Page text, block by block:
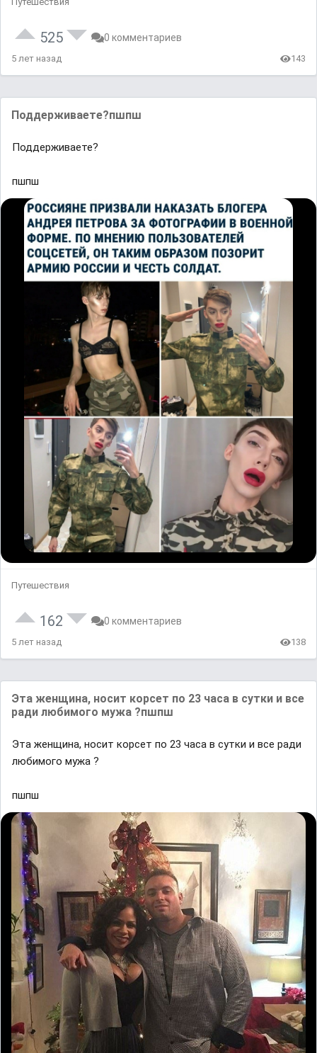
525 0 комментариев
5 лет назад 143
Поддерживаете?пшпш
Поддерживаете?
пшпш
Путешествия
162 0 комментариев
5 лет назад 138
Эта женщина, носит корсет по 23 часа в сутки и все
ради любимого мужа ?пшпш
Эта женщина, носит корсет по 23 часа в сутки и все ради
любимого мужа ?
пшпш